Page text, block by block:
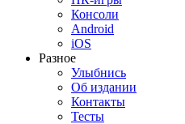
Консоли
Android
iOS
Разное
Улыбнись
Об издании
Контакты
Тесты